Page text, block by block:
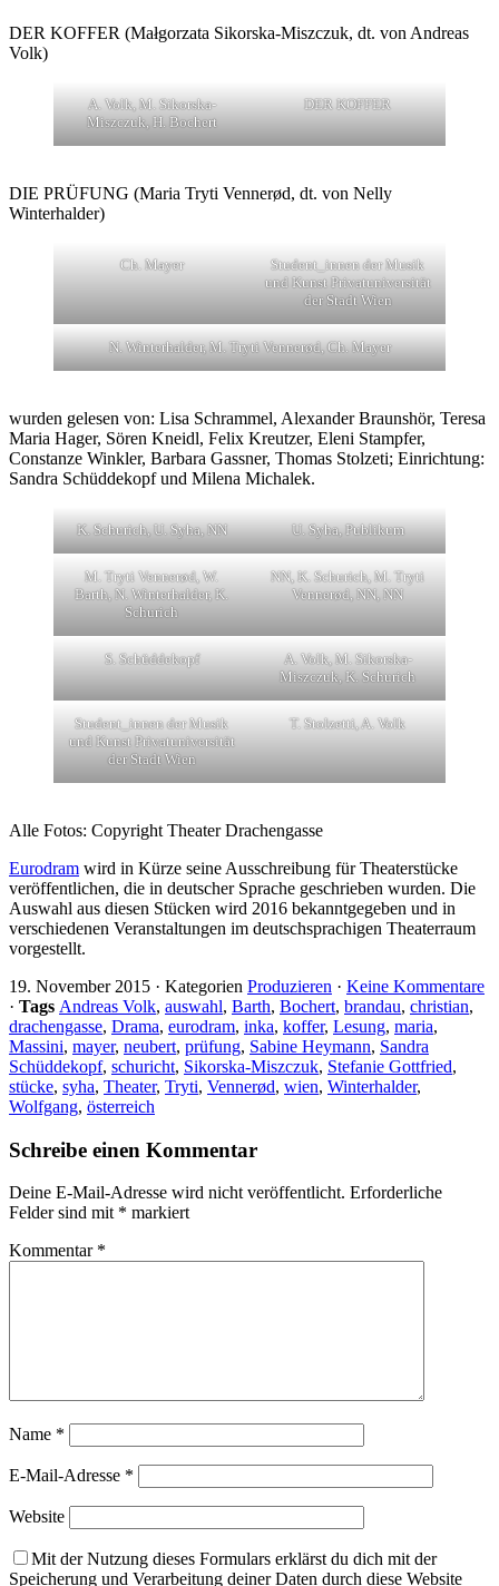
DER KOFFER (Małgorzata Sikorska-Miszczuk, dt. von Andreas
Volk)
A. Volk, M. Sikorska-
Miszczuk, H. Bochert
DER KOFFER
DIE PRÜFUNG (Maria Tryti Vennerød, dt. von Nelly
Winterhalder)
Ch. Mayer
Student_innen der Musik
und Kunst Privatuniversität
der Stadt Wien
N. Winterhalder, M. Tryti Vennerød, Ch. Mayer
wurden gelesen von: Lisa Schrammel, Alexander Braunshör, Teresa
Maria Hager, Sören Kneidl, Felix Kreutzer, Eleni Stampfer,
Constanze Winkler, Barbara Gassner, Thomas Stolzeti; Einrichtung:
Sandra Schüddekopf und Milena Michalek.
K. Schurich, U. Syha, NN U. Syha, Publikum
M. Tryti Vennerød, W.
Barth, N. Winterhalder, K.
Schurich
NN, K. Schurich, M. Tryti
Vennerød, NN, NN
S. Schüddekopf
A. Volk, M. Sikorska-
Miszczuk, K. Schurich
Student_innen der Musik
und Kunst Privatuniversität
der Stadt Wien
T. Stolzetti, A. Volk
Alle Fotos: Copyright Theater Drachengasse
Eurodram wird in Kürze seine Ausschreibung für Theaterstücke
veröffentlichen, die in deutscher Sprache geschrieben wurden. Die
Auswahl aus diesen Stücken wird 2016 bekanntgegeben und in
verschiedenen Veranstaltungen im deutschsprachigen Theaterraum
vorgestellt.
19. November 2015 · Kategorien Produzieren · Keine Kommentare
· Tags Andreas Volk, auswahl, Barth, Bochert, brandau, christian,
drachengasse, Drama, eurodram, inka, koffer, Lesung, maria,
Massini, mayer, neubert, prüfung, Sabine Heymann, Sandra
Schüddekopf, schuricht, Sikorska-Miszczuk, Stefanie Gottfried,
stücke, syha, Theater, Tryti, Vennerød, wien, Winterhalder,
Wolfgang, österreich
Schreibe einen Kommentar
Deine E-Mail-Adresse wird nicht veröffentlicht. Erforderliche
Felder sind mit * markiert
Kommentar *
Name *
E-Mail-Adresse *
Website
Mit der Nutzung dieses Formulars erklärst du dich mit der
Speicherung und Verarbeitung deiner Daten durch diese Website